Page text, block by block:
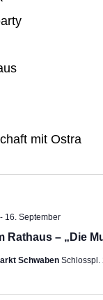
mit Ostra
Rathaus – „Die
- 16. September
SchwabenSchlosspl.